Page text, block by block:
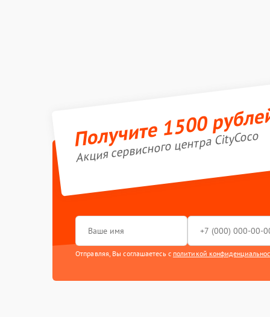
Получите 1500
Акция сервисного центра CityCoco
Отправляя, Вы соглашаетесь с политикой